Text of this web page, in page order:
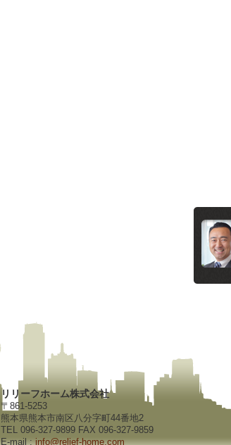
リリーフホーム株式会社
〒861-5253
熊本県熊本市南区八分字町44番地2
TEL 096-327-9899 FAX 096-327-9859
E-mail :info@relief-home.com